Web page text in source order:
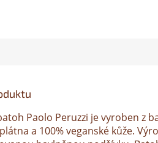
Paolo Peruzzi je vyroben z
a 100% veganské kůže.